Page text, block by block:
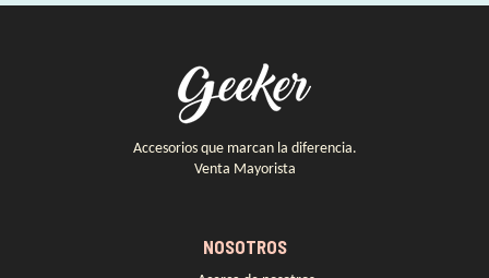
Accesorios que marcan la diferencia.
Venta Mayorista
NOSOTROS